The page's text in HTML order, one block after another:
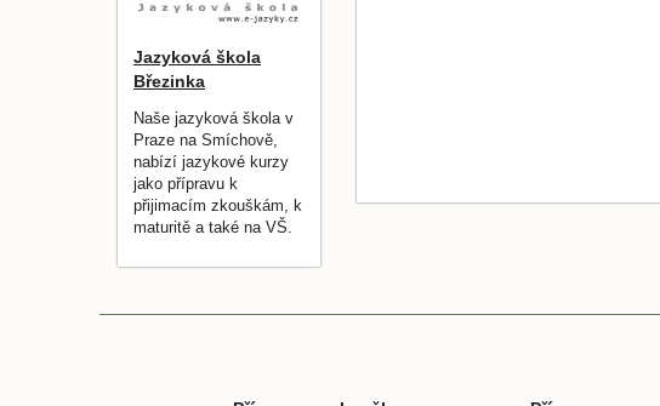
Jazyková škola
Březinka
Naše jazyková škola v
Praze na Smíchově,
nabízí jazykové kurzy
jako přípravu k
přijimacím zkouškám, k
maturitě a také na VŠ.